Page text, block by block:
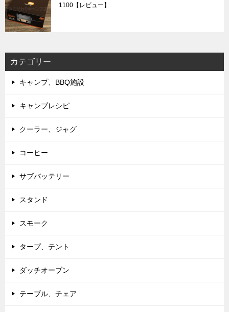
1100【レビュー】
カテゴリー
キャンプ、BBQ施設
キャンプレシピ
クーラー、ジャグ
コーヒー
サブバッテリー
スタンド
スモーク
タープ、テント
ダッチオーブン
テーブル、チェア